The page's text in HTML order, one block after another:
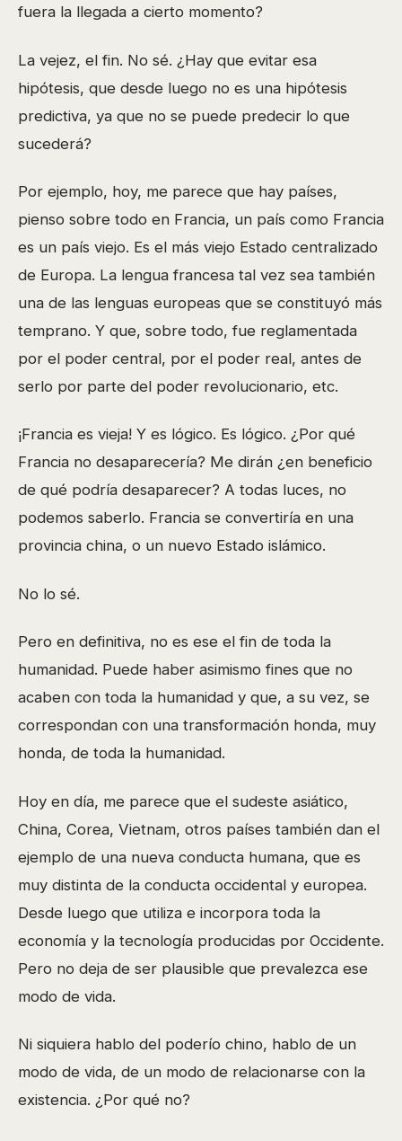
fuera la llegada a cierto momento?
La vejez, el fin. No sé. ¿Hay que evitar esa
hipótesis, que desde luego no es una hipótesis
predictiva, ya que no se puede predecir lo que
sucederá?
Por ejemplo, hoy, me parece que hay países,
pienso sobre todo en Francia, un país como Francia
es un país viejo. Es el más viejo Estado centralizado
de Europa. La lengua francesa tal vez sea también
una de las lenguas europeas que se constituyó más
temprano. Y que, sobre todo, fue reglamentada
por el poder central, por el poder real, antes de
serlo por parte del poder revolucionario, etc.
¡Francia es vieja! Y es lógico. Es lógico. ¿Por qué
Francia no desaparecería? Me dirán ¿en beneficio
de qué podría desaparecer? A todas luces, no
podemos saberlo. Francia se convertiría en una
provincia china, o un nuevo Estado islámico.
No lo sé.
Pero en definitiva, no es ese el fin de toda la
humanidad. Puede haber asimismo fines que no
acaben con toda la humanidad y que, a su vez, se
correspondan con una transformación honda, muy
honda, de toda la humanidad.
Hoy en día, me parece que el sudeste asiático,
China, Corea, Vietnam, otros países también dan el
ejemplo de una nueva conducta humana, que es
muy distinta de la conducta occidental y europea.
Desde luego que utiliza e incorpora toda la
economía y la tecnología producidas por Occidente.
Pero no deja de ser plausible que prevalezca ese
modo de vida.
Ni siquiera hablo del poderío chino, hablo de un
modo de vida, de un modo de relacionarse con la
existencia. ¿Por qué no?